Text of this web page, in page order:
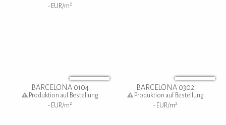
- EUR/m 2
BARCELONA 0104
Produktion auf Bestellung
- EUR/m 2
BARCELONA 0302
Produktion auf Bestellung
- EUR/m 2